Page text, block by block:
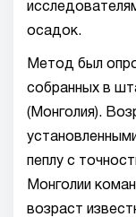
осадок.
Метод был
собранных в
(Монголия).
пеплу с
Монголии
возраст